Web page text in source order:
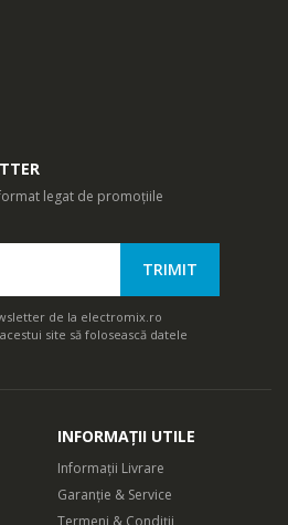
legat de promoțiile
de la electromix.ro
site să folosească datele
INFORMAȚII UTILE
Informații Livrare
Garanție & Service
Termeni & Condiții